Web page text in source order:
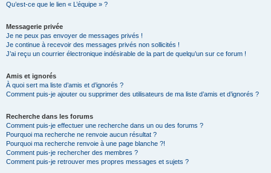
Qu’est-ce que le lien « L’équipe » ?
Messagerie privée
Je ne peux pas envoyer de messages privés !
Je continue à recevoir des messages privés non sollicités !
J’ai reçu un courrier électronique indésirable de la part de quelqu’un sur ce forum !
Amis et ignorés
À quoi sert ma liste d’amis et d’ignorés ?
Comment puis-je ajouter ou supprimer des utilisateurs de ma liste d’amis et d’ignorés ?
Recherche dans les forums
Comment puis-je effectuer une recherche dans un ou des forums ?
Pourquoi ma recherche ne renvoie aucun résultat ?
Pourquoi ma recherche renvoie à une page blanche ?!
Comment puis-je rechercher des membres ?
Comment puis-je retrouver mes propres messages et sujets ?